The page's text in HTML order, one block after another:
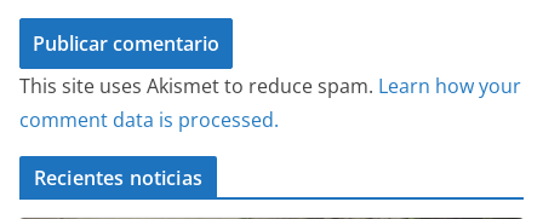
This site uses Akismet to reduce spam. Learn how your
comment data is processed.
Recientes noticias